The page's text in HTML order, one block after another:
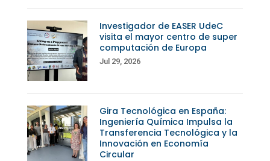
Investigador de EASER UdeC
visita el mayor centro de super
computación de Europa
Jul 29, 2026
Gira Tecnológica en España:
Ingeniería Química Impulsa la
Transferencia Tecnológica y la
Innovación en Economía
Circular